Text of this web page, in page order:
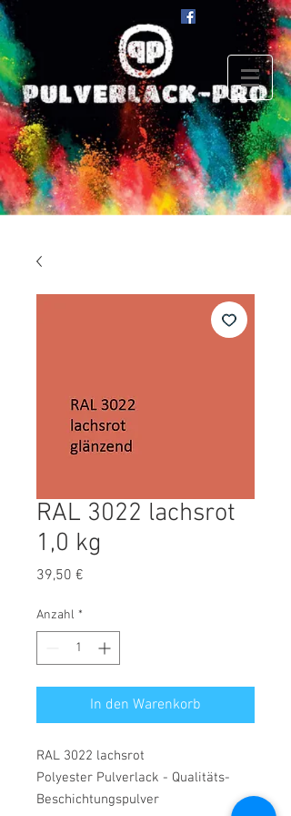
RAL 3022 lachsrot
1,0 kg
39,50 €
Anzahl *
In den Warenkorb
RAL 3022 lachsrot
Polyester Pulverlack - Qualitäts-
Beschichtungspulver